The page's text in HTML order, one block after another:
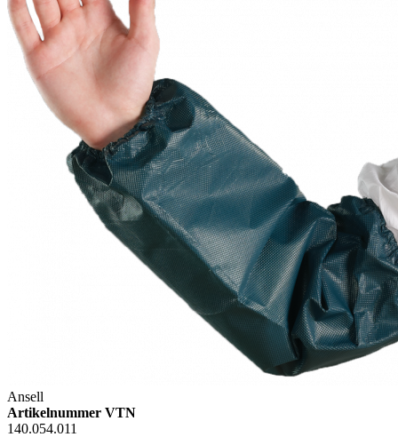
Ansell
Artikelnummer VTN
140.054.011